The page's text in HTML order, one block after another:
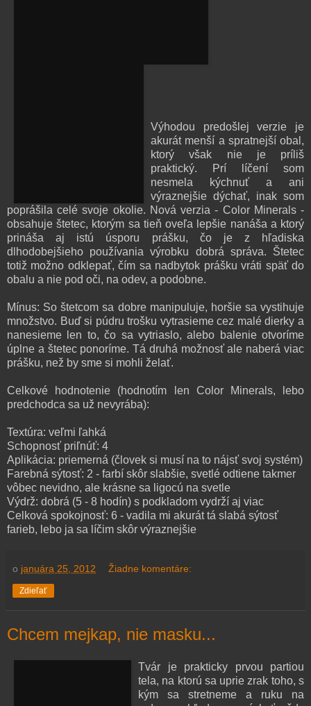
Výhodou predošlej verzie je
akurát menší a spratnejší obal,
ktorý však nie je príliš
praktický. Prí líčení som
nesmela kýchnuť a ani
výraznejšie dýchať, inak som
poprášila celé svoje okolie. Nová verzia - Color Minerals -
obsahuje štetec, ktorým sa tieň oveľa lepšie nanáša a ktorý
prináša aj istú úsporu prášku, čo je z hľadiska
dlhodobejšieho používania výrobku dobrá správa. Štetec
totiž možno odklepať, čím sa nadbytok prášku vráti späť do
obalu a nie pod oči, na odev, a podobne.
Mínus: So štetcom sa dobre manipuluje, horšie sa vystihuje
množstvo. Buď si púdru trošku vytrasieme cez malé dierky a
nanesieme len to, čo sa vytriaslo, alebo balenie otvoríme
úplne a štetec ponoríme. Tá druhá možnosť ale naberá viac
prášku, než by sme si mohli želať.
Celkové hodnotenie (hodnotím len Color Minerals, lebo
predchodca sa už nevyrába):
Textúra: veľmi ľahká
Schopnosť priľnúť: 4
Aplikácia: priemerná (človek si musí na to nájsť svoj systém)
Farebná sýtosť: 2 - farbí skôr slabšie, svetlé odtiene takmer
vôbec nevidno, ale krásne sa ligocú na svetle
Výdrž: dobrá (5 - 8 hodín) s podkladom vydrží aj viac
Celková spokojnosť: 6 - vadila mi akurát tá slabá sýtosť
farieb, lebo ja sa líčim skôr výraznejšie
o januára 25, 2012 Žiadne komentáre:
Zdieľať
Chcem mejkap, nie masku...
Tvár je prakticky prvou partiou
tela, na ktorú sa uprie zrak toho, s
kým sa stretneme a ruku na